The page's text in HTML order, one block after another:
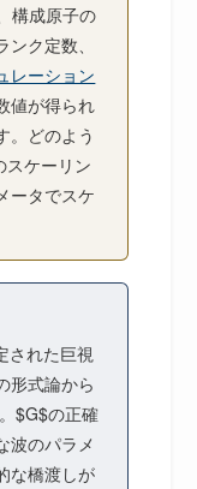
構成原子の
ク定数、
レーション
値が得られ
。どのよう
スケーリン
ータでスケ
された巨視
形式論から
。$G$の正確
波のパラメ
な橋渡しが